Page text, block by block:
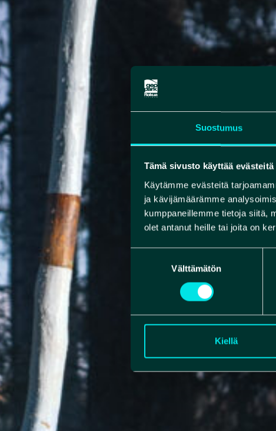
Suostumus
Tämä sivusto käyttää evästeitä
Käytämme evästeitä
ja kävijämäärämme
kumppaneillemme tietoja siitä,
olet antanut heille tai joita on
Välttämätön
Kiellä